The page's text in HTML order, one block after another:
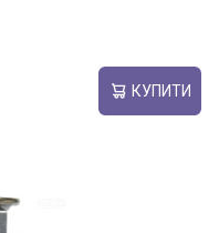
КУПИТИ